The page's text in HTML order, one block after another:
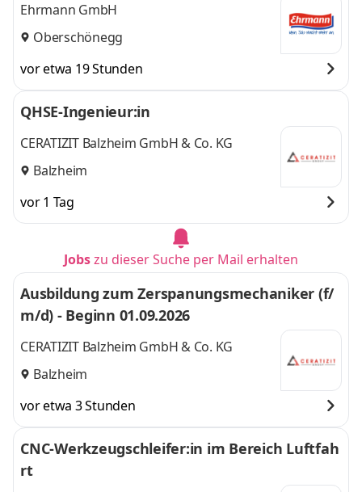
Ehrmann GmbH
Oberschönegg
vor etwa 19 Stunden
QHSE-Ingenieur:in
CERATIZIT Balzheim GmbH & Co. KG
Balzheim
vor 1 Tag
Jobszu dieser Suche per Mail erhalten
Ausbildung zum Zerspanungsmechaniker (f/
m/d) - Beginn 01.09.2026
CERATIZIT Balzheim GmbH & Co. KG
Balzheim
vor etwa 3 Stunden
CNC-Werkzeugschleifer:in im Bereich Luftfah
rt